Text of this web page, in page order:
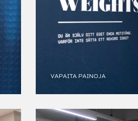
VAPAITA PAINOJA